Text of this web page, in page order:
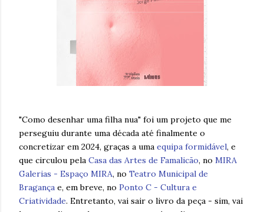
"Como desenhar uma filha nua" foi um projeto que me
perseguiu durante uma década até finalmente o
concretizar em 2024, graças a uma equipa formidável, e
que circulou pela Casa das Artes de Famalicão, no MIRA
Galerias - Espaço MIRA, no Teatro Municipal de
Bragança e, em breve, no Ponto C - Cultura e
Criatividade. Entretanto, vai sair o livro da peça - sim, vai